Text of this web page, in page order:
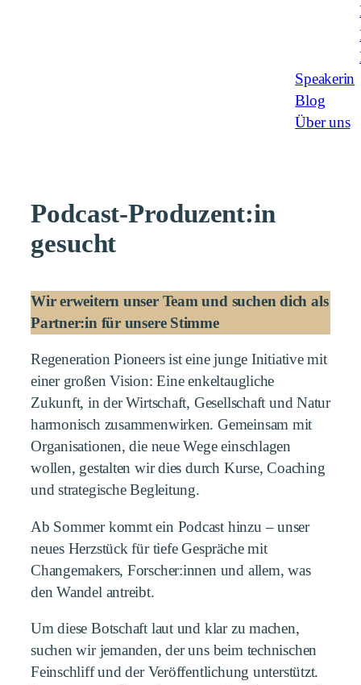
Speakerin
Blog
Über uns
Podcast-Produzent:in
gesucht
Wir erweitern unser Team und suchen dich als
Partner:in für unsere Stimme
Regeneration Pioneers ist eine junge Initiative mit
einer großen Vision: Eine enkeltaugliche
Zukunft, in der Wirtschaft, Gesellschaft und Natur
harmonisch zusammenwirken. Gemeinsam mit
Organisationen, die neue Wege einschlagen
wollen, gestalten wir dies durch Kurse, Coaching
und strategische Begleitung.
Ab Sommer kommt ein Podcast hinzu – unser
neues Herzstück für tiefe Gespräche mit
Changemakers, Forscher:innen und allem, was
den Wandel antreibt.
Um diese Botschaft laut und klar zu machen,
suchen wir jemanden, der uns beim technischen
Feinschliff und der Veröffentlichung unterstützt.